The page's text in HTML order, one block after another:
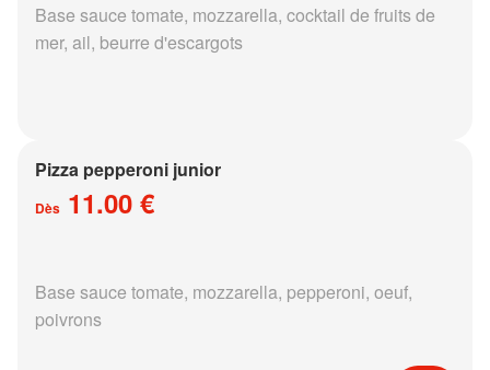
Base sauce tomate, mozzarella, cocktail de fruits de
mer, ail, beurre d'escargots
Pizza pepperoni junior
Dès 11.00 €
Base sauce tomate, mozzarella, pepperoni, oeuf,
poivrons